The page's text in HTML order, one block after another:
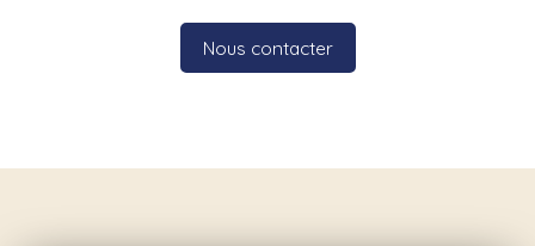
Nous contacter